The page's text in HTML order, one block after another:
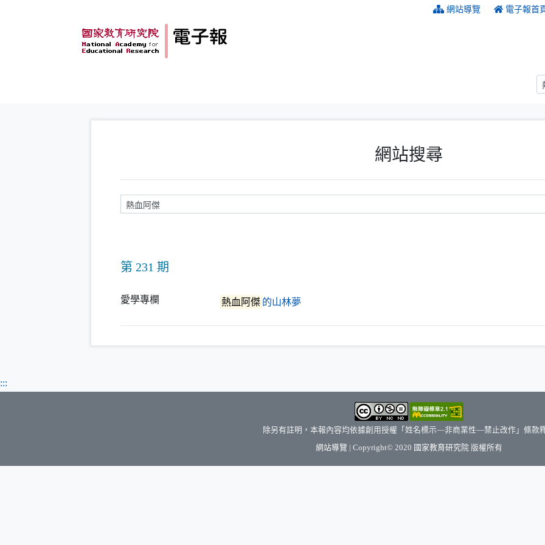
網站導覽 電子報首
網站搜尋
請輸入關鍵字
第 231 期
愛學專欄 熱血阿傑 的山林夢
:::
除另有註明，本報內容均依據創用授權「姓名標示—非商業性—禁止改作」條款
網站導覽 | Copyright© 2020 國家教育研究院（另開新視窗）
版權所有